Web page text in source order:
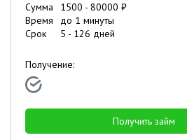
Сумма 1500 - 80000 ₽
Время
до 1 минуты
Срок
5 - 126 дней
Получение:
Получить займ